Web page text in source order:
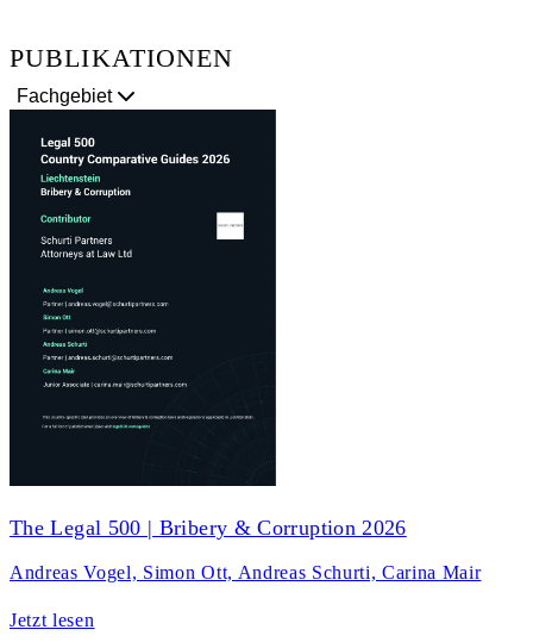
PUBLIKATIONEN
Fachgebiet
The Legal 500 | Bribery & Corruption 2026
Andreas Vogel, Simon Ott, Andreas Schurti, Carina Mair
Jetzt lesen